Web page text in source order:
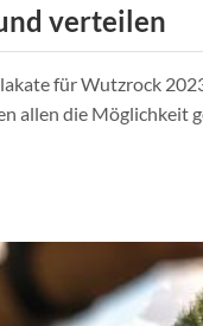
verteilen
für Wutzrock
allen die Möglichkeit